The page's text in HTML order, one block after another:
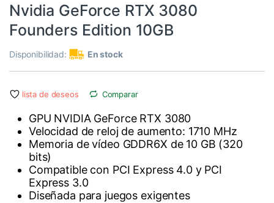
Nvidia GeForce RTX 3080
Founders Edition 10GB
Disponibilidad: En stock
lista de deseos Comparar
GPU NVIDIA GeForce RTX 3080
Velocidad de reloj de aumento: 1710 MHz
Memoria de vídeo GDDR6X de 10 GB (320
bits)
Compatible con PCI Express 4.0 y PCI
Express 3.0
Diseñada para juegos exigentes